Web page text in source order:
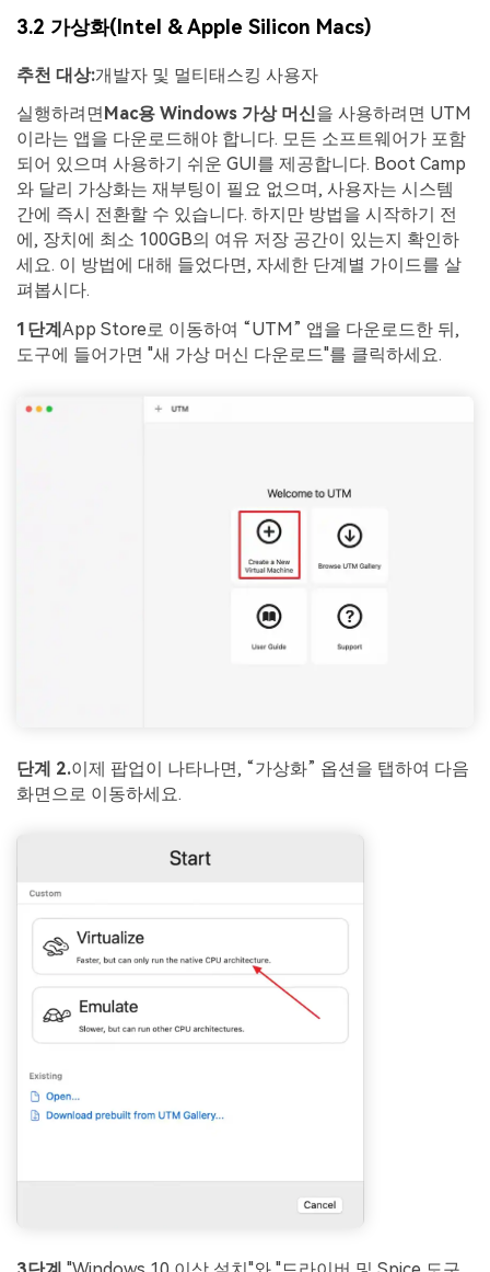
3.2 가상화(Intel & Apple Silicon Macs)
추천 대상:개발자 및 멀티태스킹 사용자
실행하려면 Mac용 Windows 가상 머신을 사용하려면 UTM
이라는 앱을 다운로드해야 합니다. 모든 소프트웨어가 포함
되어 있으며 사용하기 쉬운 GUI를 제공합니다. Boot Camp
와 달리 가상화는 재부팅이 필요 없으며, 사용자는 시스템
간에 즉시 전환할 수 있습니다. 하지만 방법을 시작하기 전
에, 장치에 최소 100GB의 여유 저장 공간이 있는지 확인하
세요. 이 방법에 대해 들었다면, 자세한 단계별 가이드를 살
펴봅시다.
1단계 App Store로 이동하여 “UTM” 앱을 다운로드한 뒤,
도구에 들어가면 "새 가상 머신 다운로드"를 클릭하세요.
단계 2.이제 팝업이 나타나면, “가상화” 옵션을 탭하여 다음
화면으로 이동하세요.